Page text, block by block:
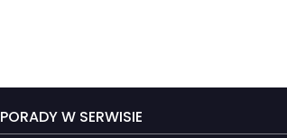
PORADY W SERWISIE